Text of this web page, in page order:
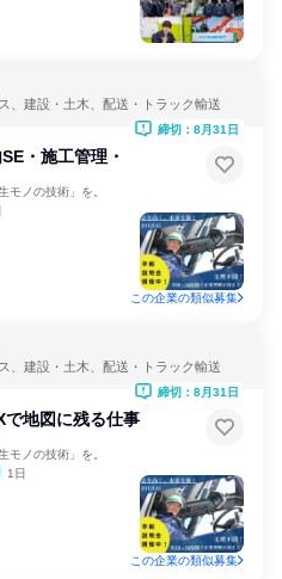
、建設・土木、配送・トラック輸送
・施工管理・
モノの技術」を。
締切：8月31日
この企業の類似募集
、建設・土木、配送・トラック輸送
で地図に残る仕事
モノの技術」を。
1日
締切：8月31日
この企業の類似募集